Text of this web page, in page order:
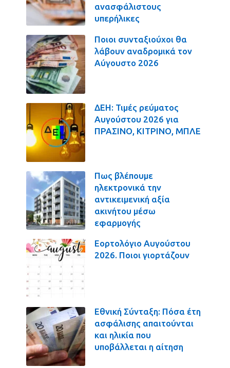
ανασφάλιστους
υπερήλικες
Ποιοι συνταξιούχοι θα
λάβουν αναδρομικά τον
Αύγουστο 2026
ΔΕΗ: Τιμές ρεύματος
Αυγούστου 2026 για
ΠΡΑΣΙΝΟ, ΚΙΤΡΙΝΟ, ΜΠΛΕ
Πως βλέπουμε
ηλεκτρονικά την
αντικειμενική αξία
ακινήτου μέσω
εφαρμογής
Εορτολόγιο Αυγούστου
2026. Ποιοι γιορτάζουν
Εθνική Σύνταξη: Πόσα έτη
ασφάλισης απαιτούνται
και ηλικία που
υποβάλλεται η αίτηση